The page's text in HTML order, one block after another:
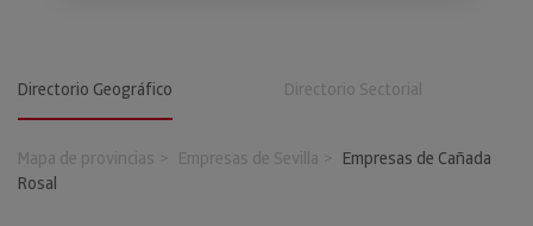
Directorio Geográfico Directorio Sectorial
Mapa de provincias Empresas de Sevilla
Empresas de Cañada
Rosal